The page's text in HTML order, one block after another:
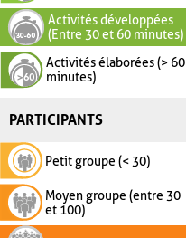
Activités développées
(Entre 30 et 60 minutes)
Activités élaborées (> 60
minutes)
PARTICIPANTS
Petit groupe (< 30)
Moyen groupe (entre 30
et 100)